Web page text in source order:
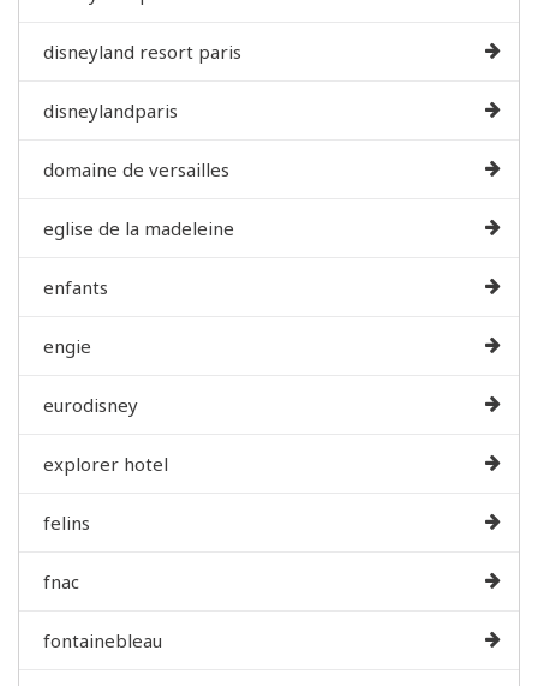
disneyland resort paris
disneylandparis
domaine de versailles
eglise de la madeleine
enfants
engie
eurodisney
explorer hotel
felins
fnac
fontainebleau